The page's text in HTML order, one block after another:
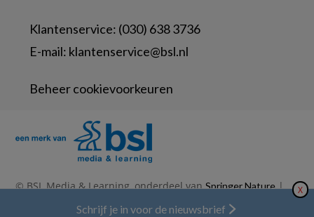
Klantenservice: (030) 638 3736
E-mail: klantenservice@bsl.nl
Beheer cookievoorkeuren
© BSL Media & Learning, onderdeel van Springer Nature | X
Schrijf je in voor de nieuwsbrief
Nieuwsbrief Abonneren